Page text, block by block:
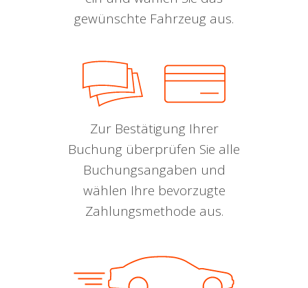
gewünschte Fahrzeug aus.
Zur Bestätigung Ihrer
Buchung überprüfen Sie alle
Buchungsangaben und
wählen Ihre bevorzugte
Zahlungsmethode aus.